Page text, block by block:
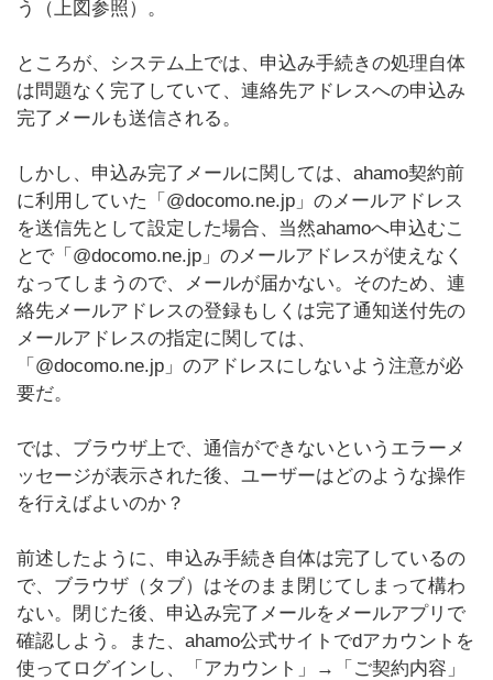
う（上図参照）。
ところが、システム上では、申込み手続きの処理自体
は問題なく完了していて、連絡先アドレスへの申込み
完了メールも送信される。
しかし、申込み完了メールに関しては、ahamo契約前
に利用していた「@docomo.ne.jp」のメールアドレス
を送信先として設定した場合、当然ahamoへ申込むこ
とで「@docomo.ne.jp」のメールアドレスが使えなく
なってしまうので、メールが届かない。そのため、連
絡先メールアドレスの登録もしくは完了通知送付先の
メールアドレスの指定に関しては、
「@docomo.ne.jp」のアドレスにしないよう注意が必
要だ。
では、ブラウザ上で、通信ができないというエラーメ
ッセージが表示された後、ユーザーはどのような操作
を行えばよいのか？
前述したように、申込み手続き自体は完了しているの
で、ブラウザ（タブ）はそのまま閉じてしまって構わ
ない。閉じた後、申込み完了メールをメールアプリで
確認しよう。また、ahamo公式サイトでdアカウントを
使ってログインし、「アカウント」→「ご契約内容」